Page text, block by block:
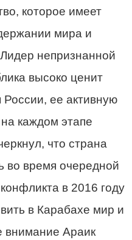
которое имеет
мира и
непризнанной
высоко ценит
России, ее активную
каждом этапе
что страна
время очередной
в 2016 году
в Карабахе мир и
внимание Араик